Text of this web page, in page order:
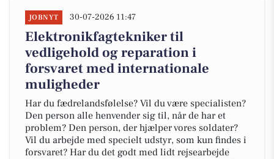
JOBNYT 30-07-2026 11:47
Elektronikfagtekniker til
vedligehold og reparation i
forsvaret med internationale
muligheder
Har du fædrelandsfølelse? Vil du være specialisten?
Den person alle henvender sig til, når de har et
problem? Den person, der hjælper vores soldater?
Vil du arbejde med specielt udstyr, som kun findes i
forsvaret? Har du det godt med lidt rejsearbejde